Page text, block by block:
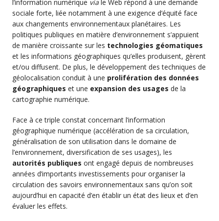
l’information numérique via le Web répond à une demande
sociale forte, liée notamment à une exigence d’équité face
aux changements environnementaux planétaires. Les
politiques publiques en matière d’environnement s’appuient
de manière croissante sur les technologies géomatiques
et les informations géographiques qu’elles produisent, gèrent
et/ou diffusent. De plus, le développement des techniques de
géolocalisation conduit à une prolifération des données
géographiques et une expansion des usages de la
cartographie numérique.
Face à ce triple constat concernant l’information
géographique numérique (accélération de sa circulation,
généralisation de son utilisation dans le domaine de
l’environnement, diversification de ses usages), les
autorités publiques ont engagé depuis de nombreuses
années d’importants investissements pour organiser la
circulation des savoirs environnementaux sans qu’on soit
aujourd’hui en capacité d’en établir un état des lieux et d’en
évaluer les effets.